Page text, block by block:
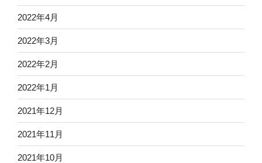
2022年4月
2022年3月
2022年2月
2022年1月
2021年12月
2021年11月
2021年10月